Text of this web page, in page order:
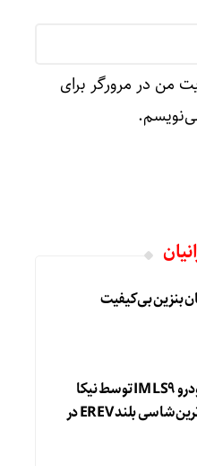
من در مرورگر برای
بنزین بی‌کیفیت
رونمایی خودرو IM LS9 توسط نیکا
موتور ، لوکس ترین شاسی بلند EREV در